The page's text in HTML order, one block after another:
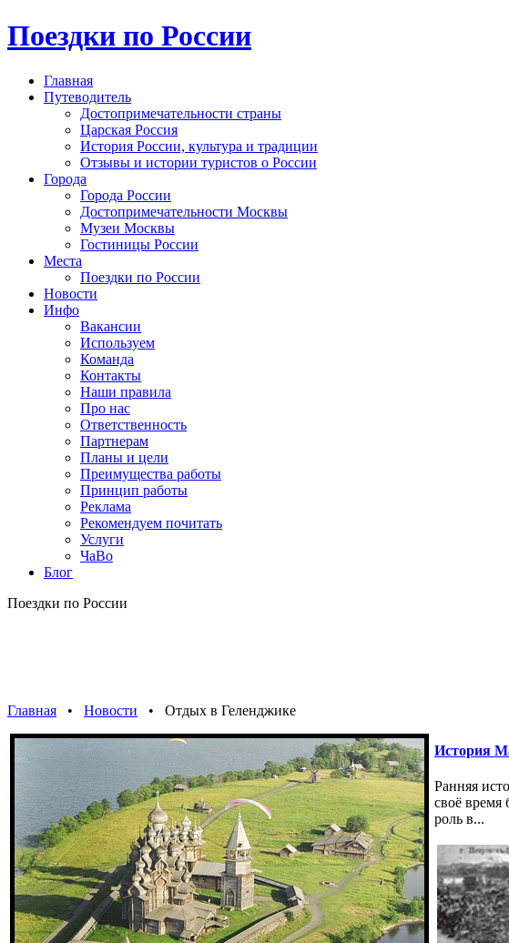
Поездки по России
Главная
Путеводитель
Достопримечательности страны
Царская Россия
История России, культура и традиции
Отзывы и истории туристов о России
Города
Города России
Достопримечательности Москвы
Музеи Москвы
Гостиницы России
Места
Поездки по России
Новости
Инфо
Вакансии
Используем
Команда
Контакты
Наши правила
Про нас
Ответственность
Партнерам
Планы и цели
Преимущества работы
Принцип работы
Реклама
Рекомендуем почитать
Услуги
ЧаВо
Блог
Поездки по России
Главная • Новости • Отдых в Геленджике
История
Ранняя
своё
роль в...